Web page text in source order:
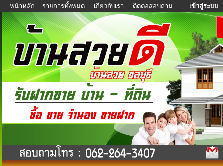
หน้าหลัก รายการทั้งหมด เกี่ยวกับเรา ติดต่อสอบถาม | เข้าสู่ระบบ